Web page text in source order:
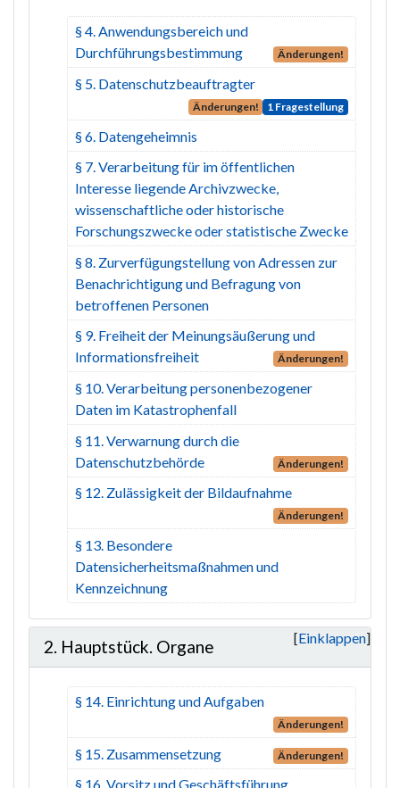
§ 4. Anwendungsbereich und
Durchführungsbestimmung
Änderungen!
§ 5. Datenschutzbeauftragter
Änderungen! 1 Fragestellung
§ 6. Datengeheimnis
§ 7. Verarbeitung für im öffentlichen
Interesse liegende Archivzwecke,
wissenschaftliche oder historische
Forschungszwecke oder statistische Zwecke
§ 8. Zurverfügungstellung von Adressen zur
Benachrichtigung und Befragung von
betroffenen Personen
§ 9. Freiheit der Meinungsäußerung und
Informationsfreiheit
Änderungen!
§ 10. Verarbeitung personenbezogener
Daten im Katastrophenfall
§ 11. Verwarnung durch die
Datenschutzbehörde
Änderungen!
§ 12. Zulässigkeit der Bildaufnahme
Änderungen!
§ 13. Besondere
Datensicherheitsmaßnahmen und
Kennzeichnung
Einklappen
2. Hauptstück. Organe
§ 14. Einrichtung und Aufgaben
Änderungen!
§ 15. Zusammensetzung Änderungen!
§ 16. Vorsitz und Geschäftsführung